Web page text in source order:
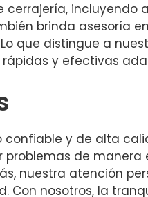
incluyendo
brinda asesoría
que distingue a
y efectivas
y de alta
de
nuestra atención
Con nosotros, la